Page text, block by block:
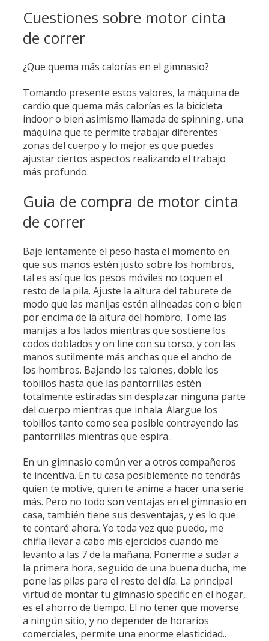
Cuestiones sobre motor cinta
de correr
¿Que quema más calorías en el gimnasio?
Tomando presente estos valores, la máquina de
cardio que quema más calorías es la bicicleta
indoor o bien asimismo llamada de spinning, una
máquina que te permite trabajar diferentes
zonas del cuerpo y lo mejor es que puedes
ajustar ciertos aspectos realizando el trabajo
más profundo.
Guia de compra de motor cinta
de correr
Baje lentamente el peso hasta el momento en
que sus manos estén justo sobre los hombros,
tal es así que los pesos móviles no toquen el
resto de la pila. Ajuste la altura del taburete de
modo que las manijas estén alineadas con o bien
por encima de la altura del hombro. Tome las
manijas a los lados mientras que sostiene los
codos doblados y on line con su torso, y con las
manos sutilmente más anchas que el ancho de
los hombros. Bajando los talones, doble los
tobillos hasta que las pantorrillas estén
totalmente estiradas sin desplazar ninguna parte
del cuerpo mientras que inhala. Alargue los
tobillos tanto como sea posible contrayendo las
pantorrillas mientras que espira..
En un gimnasio común ver a otros compañeros
te incentiva. En tu casa posiblemente no tendrás
quien te motive, quien te anime a hacer una serie
más. Pero no todo son ventajas en el gimnasio en
casa, también tiene sus desventajas, y es lo que
te contaré ahora. Yo toda vez que puedo, me
chifla llevar a cabo mis ejercicios cuando me
levanto a las 7 de la mañana. Ponerme a sudar a
la primera hora, seguido de una buena ducha, me
pone las pilas para el resto del día. ​La principal
virtud de montar tu gimnasio specific en el hogar,
es el ahorro de tiempo. El no tener que moverse
a ningún sitio, y no depender de horarios
comerciales, permite una enorme elasticidad..